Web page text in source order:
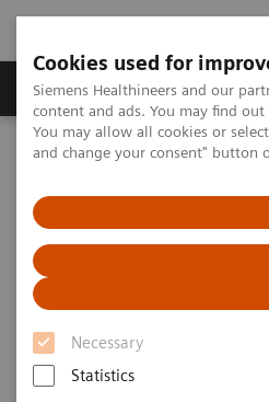
Cookies used for
Siemens Healthineers and our
content and ads. You may find
You may allow all cookies or
and change your consent" button
Necessary
Statistics
Fachbereiche
Startseite
News & Kundenstories
Beratung zur
Transformation